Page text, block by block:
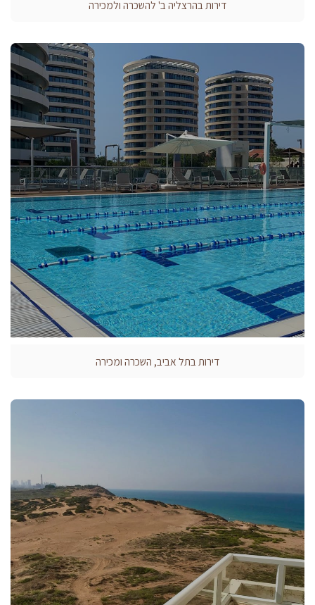
דירות בהרצליה ב' להשכרה ולמכירה
דירות בתל אביב, השכרה ומכירה